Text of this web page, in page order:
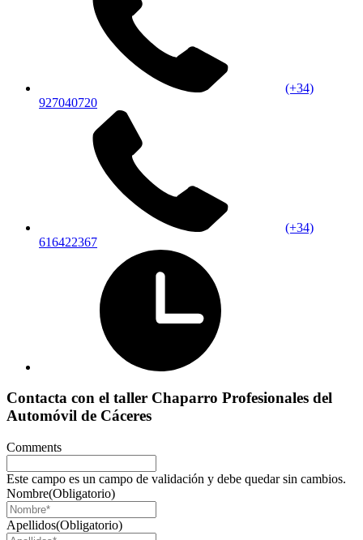
(+34)
927040720
(+34)
616422367
Contacta con el taller Chaparro Profesionales del
Automóvil de Cáceres
Comments
Este campo es un campo de validación y debe quedar sin cambios.
Nombre(Obligatorio)
Apellidos(Obligatorio)